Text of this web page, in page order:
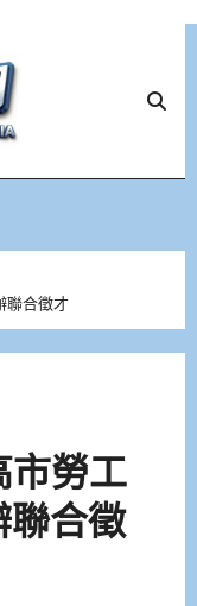
聯合徵才
市勞工
合徵